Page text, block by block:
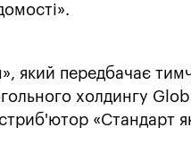
який передбачає
холдингу
«Стандарт